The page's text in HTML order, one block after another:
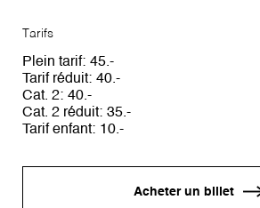
Tarifs
Plein tarif 45
Tarif réduit 40
Cat. 2 40
Cat. 2 réduit 35
Tarif enfant
10
Acheter un billet